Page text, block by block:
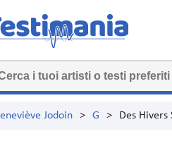
Jodoin > G > Des Hivers